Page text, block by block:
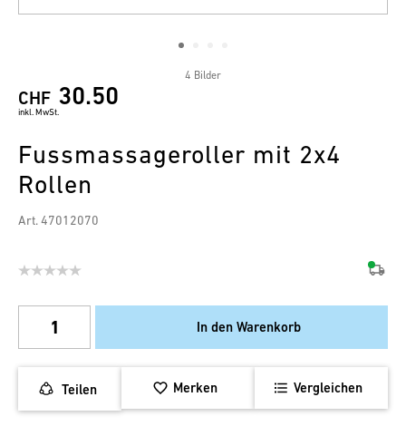
4 Bilder
CHF 30.50
inkl. MwSt.
Fussmassageroller mit 2x4
Rollen
Art. 47012070
In den Warenkorb
Teilen Merken Vergleichen